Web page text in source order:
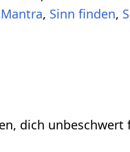
, Sinn finden,
dich